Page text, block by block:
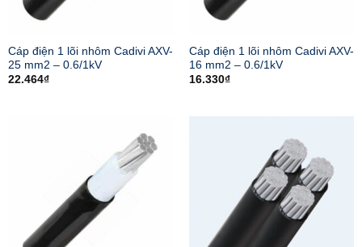
Cáp điện 1 lõi nhôm Cadivi AXV-
25 mm2 – 0.6/1kV
22.464₫
Cáp điện 1 lõi nhôm Cadivi AXV-
16 mm2 – 0.6/1kV
16.330₫